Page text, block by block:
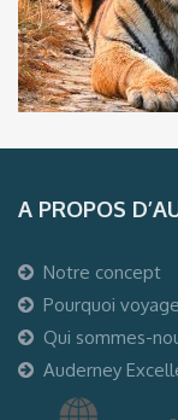
A PROPOS
Notre concept
Pourquoi
Qui sommes-
Auderney